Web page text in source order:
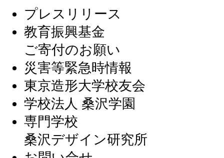
プレスリリース
教育振興基金
ご寄付のお願い
災害等緊急時情報
東京造形大学校友会
学校法人 桑沢学園
専門学校
桑沢デザイン研究所